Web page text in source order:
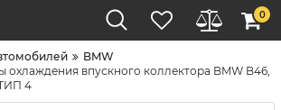
0
BMW
охлаждения впускного коллектора BMW B46,
ТИП 4